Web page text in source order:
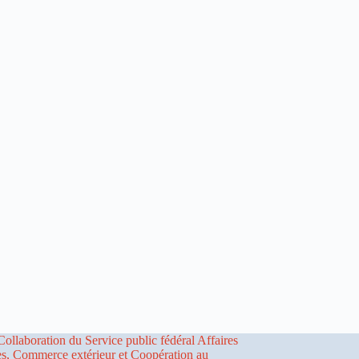
du Service public fédéral Affaires
Commerce extérieur et Coopération au